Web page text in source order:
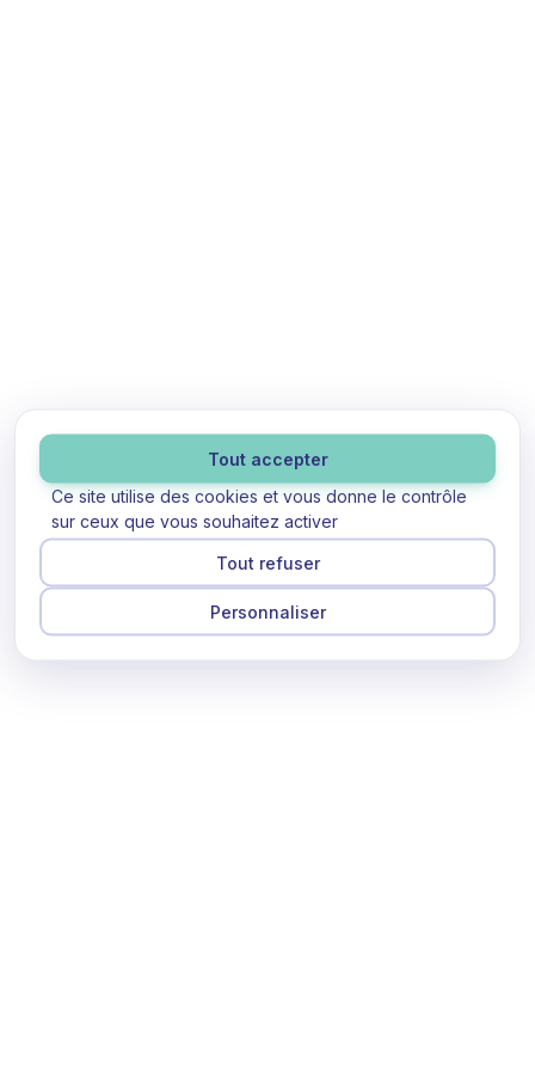
Ce site utilise des cookies et vous donne le contrôle
sur ceux que vous souhaitez activer
Tout accepter
Tout refuser
Personnaliser